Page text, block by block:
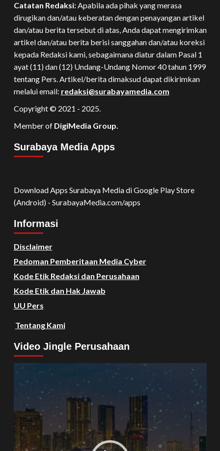
Catatan Redaksi:Apabila ada pihak yang merasa
dirugikan dan/atau keberatan dengan penayangan artikel
dan/atau berita tersebut di atas, Anda dapat mengirimkan
artikel dan/atau berita berisi sanggahan dan/atau koreksi
kepada Redaksi kami, sebagaimana diatur dalam Pasal 1
ayat (11) dan (12) Undang-Undang Nomor 40 tahun 1999
tentang Pers. Artikel/berita dimaksud dapat dikirimkan
melalui email: redaksi@surabayamedia.com
Copyright © 2021 - 2025.
Member of DigiMedia Group.
Surabaya Media Apps
Download Apps Surabaya Media di Google Play Store
(Android) - SurabayaMedia.com/apps
Informasi
Disclaimer
Pedoman Pemberitaan Media Cyber
Kode Etik Redaksi dan Perusahaan
Kode Etik dan Hak Jawab
UU Pers
Tentang Kami
Video Jingle Perusahaan
Video
Player